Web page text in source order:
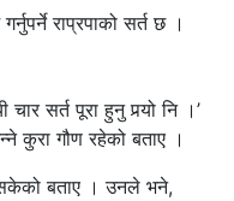
राप्रपाको सर्त छ ।
चार सर्त पूरा हुनु पर्‍यो नि ।’
कुरा गौण रहेको बताए ।
बताए । उनले भने,